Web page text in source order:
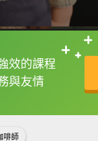
效的課程
與友情
下字幕可以直接查
啡師